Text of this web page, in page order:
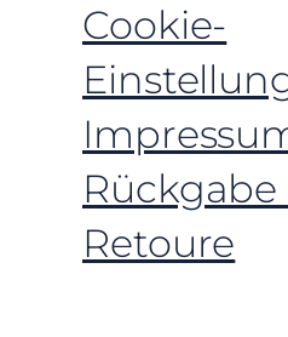
Cookie-
Retoure